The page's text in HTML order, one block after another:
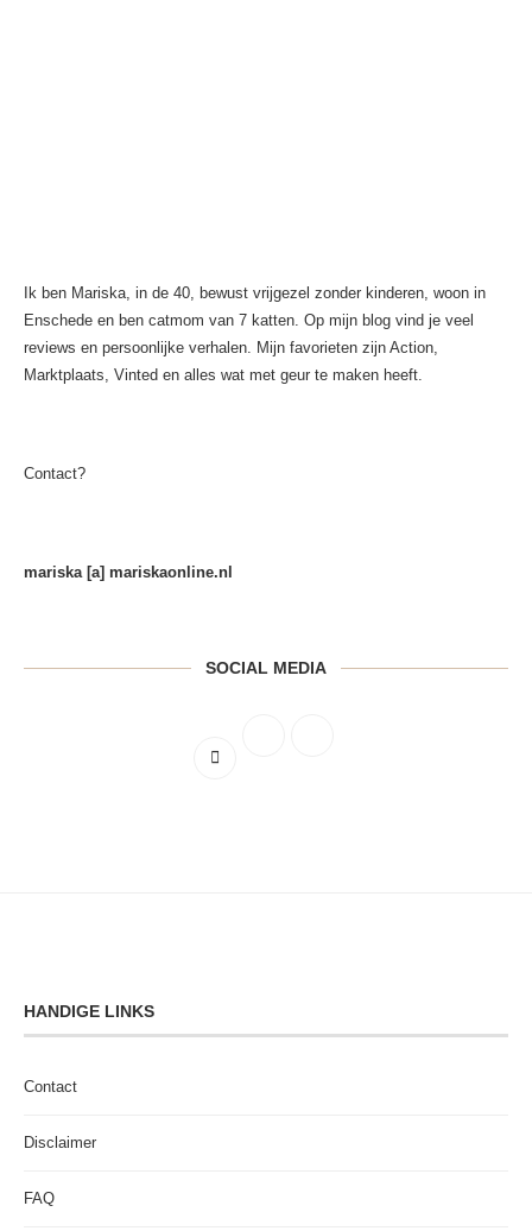
Ik ben Mariska, in de 40, bewust vrijgezel zonder kinderen, woon in
Enschede en ben catmom van 7 katten. Op mijn blog vind je veel
reviews en persoonlijke verhalen. Mijn favorieten zijn Action,
Marktplaats, Vinted en alles wat met geur te maken heeft.
Contact?
mariska [a] mariskaonline.nl
SOCIAL MEDIA
HANDIGE LINKS
Contact
Disclaimer
FAQ